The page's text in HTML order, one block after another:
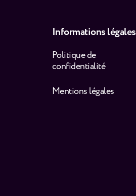
Informations légales
Politique de
confidentialité
Mentions légales